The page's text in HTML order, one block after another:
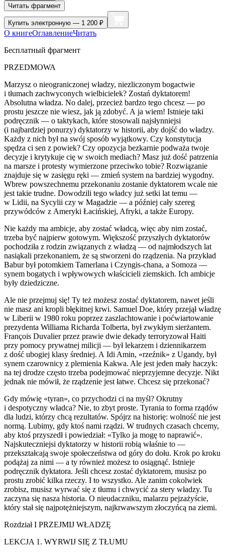
Читать фрагмент
Купить электронную — 1 200 ₽
О книгеОглавлениеЧитать
Бесплатный фрагмент
PRZEDMOWA
Marzysz o nieograniczonej władzy, niezliczonym bogactwie
i tłumach zachwyconych wielbicielek? Zostań dyktatorem!
Absolutna władza. No dalej, przecież bardzo tego chcesz — po
prostu jeszcze nie wiesz, jak ją zdobyć. A ja wiem! Istnieje taki
podręcznik — o taktykach, które stosowali najsłynniejsi
(i najbardziej ponurzy) dyktatorzy w historii, aby dojść do władzy.
Każdy z nich był na swój sposób wyjątkowy. Czy konstytucja
spędza ci sen z powiek? Czy opozycja bezkarnie podważa twoje
decyzje i krytykuje cię w swoich mediach? Masz już dość patrzenia
na marsze i protesty wymierzone przeciwko tobie? Rozwiązanie
znajduje się w zasięgu ręki — zmień system na bardziej wygodny.
Wbrew powszechnemu przekonaniu zostanie dyktatorem wcale nie
jest takie trudne. Dowodzili tego władcy już setki lat temu —
w Lidii, na Sycylii czy w Magadzie — a później cały szereg
przywódców z Ameryki Łacińskiej, Afryki, a także Europy.
Nie każdy ma ambicje, aby zostać władcą, więc aby nim zostać,
trzeba być najpierw gotowym. Większość przyszłych dyktatorów
pochodziła z rodzin związanych z władzą — od najmłodszych lat
nasiąkali przekonaniem, że są stworzeni do rządzenia. Na przykład
Babur był potomkiem Tamerlana i Czyngis-chana, a Somoza —
synem bogatych i wpływowych właścicieli ziemskich. Ich ambicje
były dziedziczne.
Ale nie przejmuj się! Ty też możesz zostać dyktatorem, nawet jeśli
nie masz ani kropli błękitnej krwi. Samuel Doe, który przejął władzę
w Liberii w 1980 roku poprzez zaszlachtowanie i poćwiartowanie
prezydenta Williama Richarda Tolberta, był zwykłym sierżantem.
François Duvalier przez prawie dwie dekady terroryzował Haiti
przy pomocy prywatnej milicji — był lekarzem i dziennikarzem
z dość ubogiej klasy średniej. A Idi Amin, «rzeźnik» z Ugandy, był
synem czarownicy z plemienia Kakwa. Ale jest jeden mały haczyk:
na tej drodze często trzeba podejmować nieprzyjemne decyzje. Nikt
jednak nie mówił, że rządzenie jest łatwe. Chcesz się przekonać?
Gdy mówię «tyran», co przychodzi ci na myśl? Okrutny
i despotyczny władca? Nie, to zbyt proste. Tyrania to forma rządów
dla ludzi, którzy chcą rezultatów. Spójrz na historię: wolność nie jest
normą. Lubimy, gdy ktoś nami rządzi. W trudnych czasach chcemy,
aby ktoś przyszedł i powiedział: «Tylko ja mogę to naprawić».
Najskuteczniejsi dyktatorzy w historii robią właśnie to —
przekształcają swoje społeczeństwa od góry do dołu. Krok po kroku
podążaj za nimi — a ty również możesz to osiągnąć. Istnieje
podręcznik dyktatora. Jeśli chcesz zostać dyktatorem, musisz po
prostu zrobić kilka rzeczy. I to wszystko. Ale zanim cokolwiek
zrobisz, musisz wyrwać się z tłumu i chwycić za stery władzy. Tu
zaczyna się nasza historia. O nieudaczniku, malarzu pejzażyście,
który stał się najpotężniejszym, najkrwawszym złoczyńcą na ziemi.
Rozdział I PRZEJMIJ WŁADZĘ
LEKCJA 1. WYRWIJ SIĘ Z TŁUMU